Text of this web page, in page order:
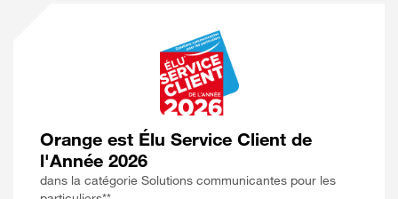
Orange est Élu Service Client de
l'Année 2026
dans la catégorie Solutions communicantes pour les